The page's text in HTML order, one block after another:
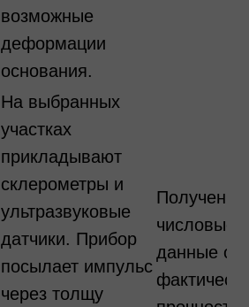
возможные
деформации
основания.
На выбранных
участках
прикладывают
склерометры и
ультразвуковые
датчики. Прибор
посылает импульс
через толщу
Получены
числовые
данные о